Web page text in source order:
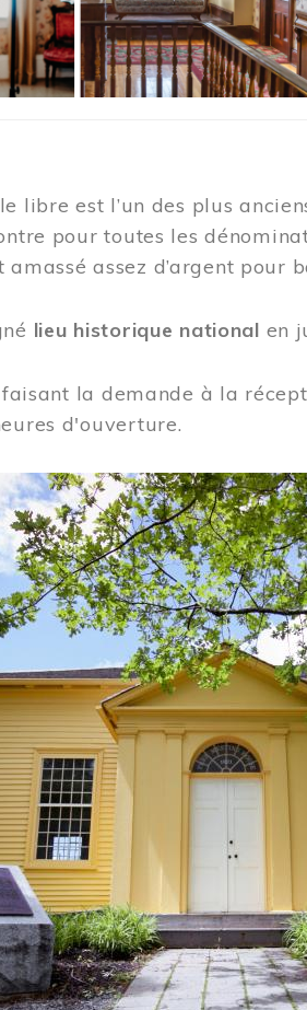
libre est l’un des plus
pour toutes les
assez d’argent pour
lieu historique national en
la demande à la
d'ouverture.